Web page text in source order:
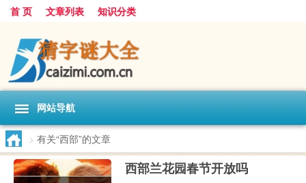
首 页 文章列表 知识分类
网站导航
> 有关“西部”的文章
西部兰花园春节开放吗